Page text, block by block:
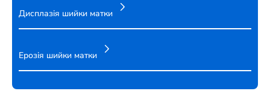
Дисплазія шийки матки
Ерозія шийки матки